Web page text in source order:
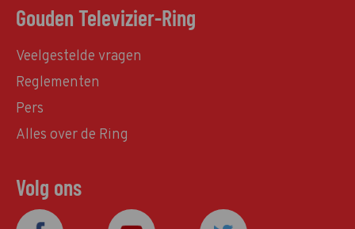
Gouden Televizier-Ring
Veelgestelde vragen
Reglementen
Pers
Alles over de Ring
Volg ons